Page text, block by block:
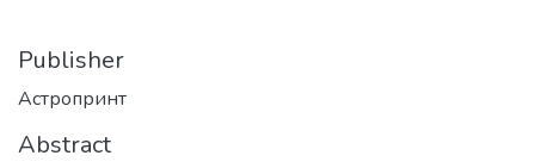
Publisher
Астропринт
Abstract